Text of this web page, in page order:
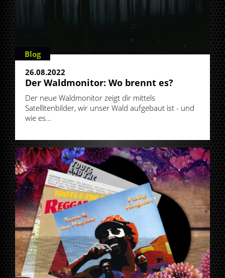
Blog
26.08.2022
Der Waldmonitor: Wo brennt es?
Der neue Waldmonitor zeigt dir mittels
Satellitenbilder, wir unser Wald aufgebaut ist - und
wie es...